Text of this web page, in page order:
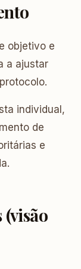
objetivo e
a ajustar
individual,
de
e
(visão